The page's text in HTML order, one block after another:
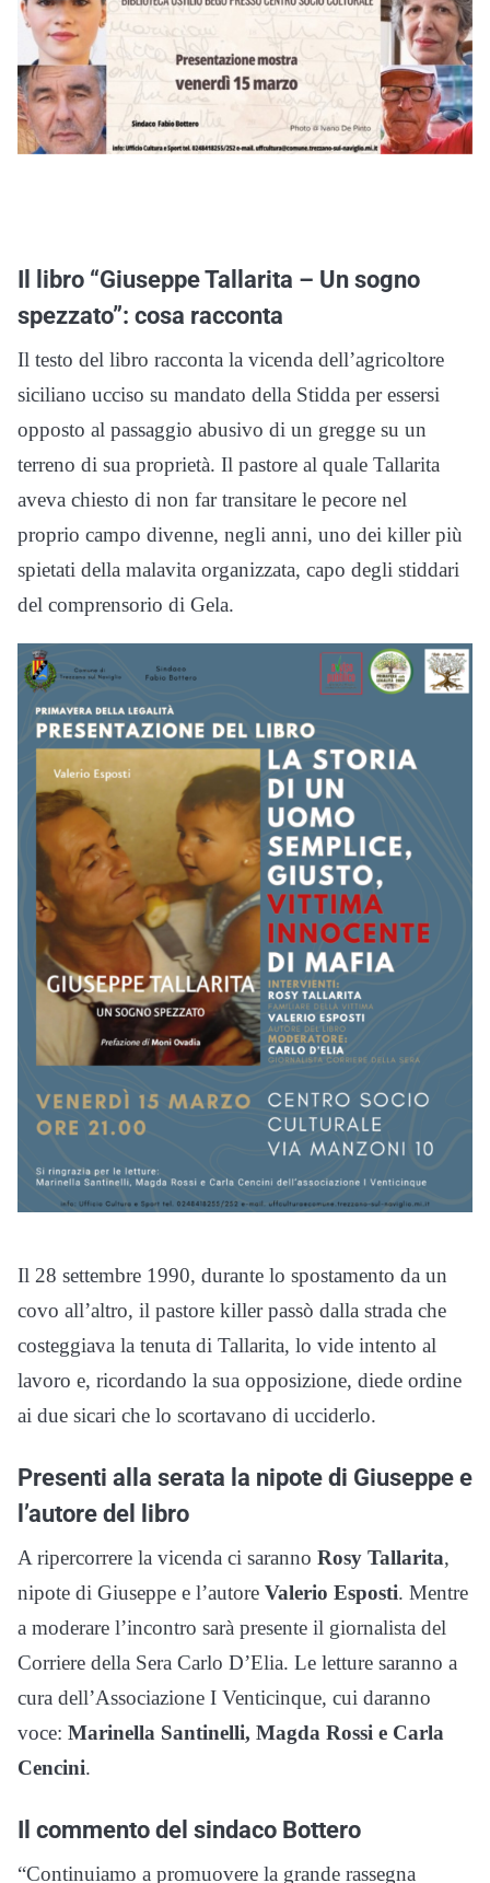
Il libro “Giuseppe Tallarita – Un sogno
spezzato”: cosa racconta
Il testo del libro racconta la vicenda dell’agricoltore
siciliano ucciso su mandato della Stidda per essersi
opposto al passaggio abusivo di un gregge su un
terreno di sua proprietà. Il pastore al quale Tallarita
aveva chiesto di non far transitare le pecore nel
proprio campo divenne, negli anni, uno dei killer più
spietati della malavita organizzata, capo degli stiddari
del comprensorio di Gela.
Il 28 settembre 1990, durante lo spostamento da un
covo all’altro, il pastore killer passò dalla strada che
costeggiava la tenuta di Tallarita, lo vide intento al
lavoro e, ricordando la sua opposizione, diede ordine
ai due sicari che lo scortavano di ucciderlo.
Presenti alla serata la nipote di Giuseppe e
l’autore del libro
A ripercorrere la vicenda ci saranno Rosy Tallarita,
nipote di Giuseppe e l’autore Valerio Esposti. Mentre
a moderare l’incontro sarà presente il giornalista del
Corriere della Sera Carlo D’Elia. Le letture saranno a
cura dell’Associazione I Venticinque, cui daranno
voce: Marinella Santinelli, Magda Rossi e Carla
Cencini.
Il commento del sindaco Bottero
“Continuiamo a promuovere la grande rassegna